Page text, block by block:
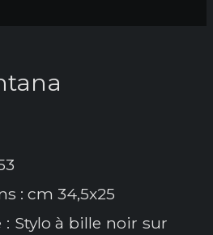
: cm 34,5x25
Stylo à bille noir sur